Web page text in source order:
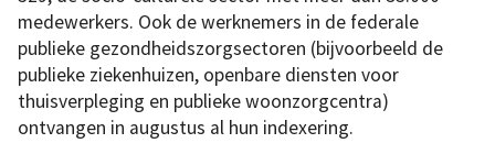
medewerkers. Ook de werknemers in de federale
publieke gezondheidszorgsectoren (bijvoorbeeld de
publieke ziekenhuizen, openbare diensten voor
thuisverpleging en publieke woonzorgcentra)
ontvangen in augustus al hun indexering.